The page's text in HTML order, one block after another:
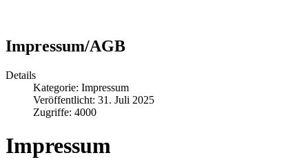
Impressum/AGB
Details
Kategorie: Impressum
Veröffentlicht: 31. Juli 2025
Zugriffe: 4000
Impressum